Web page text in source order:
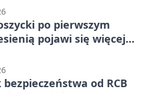
po pierwszym
pojawi się więcej
od RCB